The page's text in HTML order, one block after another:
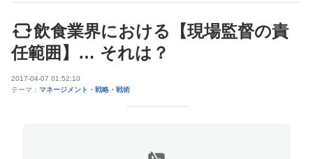
飲食業界における【現場監督の責
任範囲】… それは？
2017-04-07 01:52:10
テーマ： マネージメント・戦略・戦術